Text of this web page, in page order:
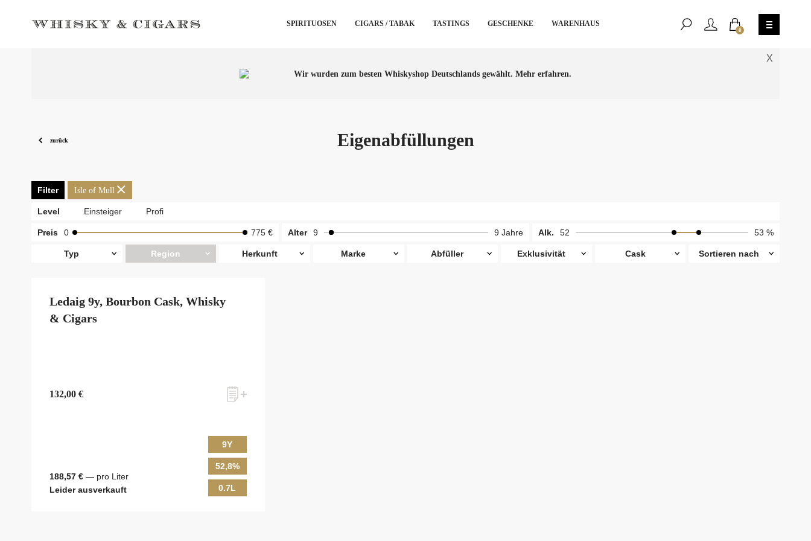
SPIRITUOSEN CIGARS / TABAK TASTINGS GESCHENKE WARENHAUS
0
X
Wir wurden zum besten Whiskyshop Deutschlands gewählt. Mehr erfahren.
zurück Eigenabfüllungen
Filter Isle of Mull
Level Einsteiger Profi
Preis 0 775 € Alter 9 9 Jahre Alk. 52 53 %
Typ Region Herkunft Marke Abfüller Exklusivität Cask Sortieren nach
Ledaig 9y, Bourbon Cask, Whisky
& Cigars
132,00 €
188,57 € — pro Liter
Leider ausverkauft
9Y
52,8%
0.7L
Möchten Sie ein für Newsletter-Abonnenten exklusives Monats-Angebot erhalten und dabei über Neuigkeiten rund um Whisky & Passion, das erlesene Sortiment unseres Ladens sowie Online-